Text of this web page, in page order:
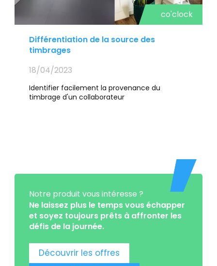
co'clock
Différentiation de la source des
timbrages
18/04/2023
Identifier facilement la provenance du
timbrage d'un collaborateur
Notre produit vous intéresse ?
Ne laissez plus le temps vous échapper
et soyez toujours prêts à affronter les
défis de la journée.
Image
Découvrir les offres